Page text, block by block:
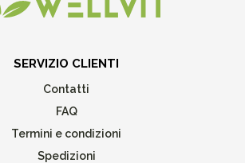
SERVIZIO CLIENTI
Contatti
FAQ
Termini e condizioni
Spedizioni